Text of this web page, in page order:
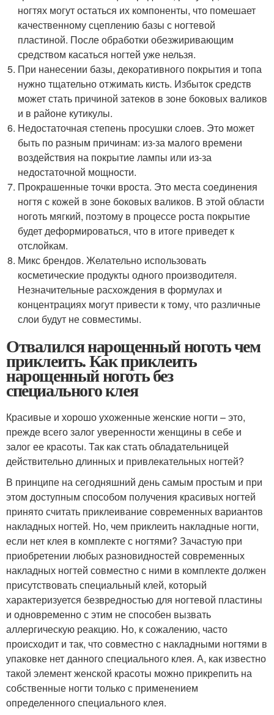
ногтях могут остаться их компоненты, что помешает
качественному сцеплению базы с ногтевой
пластиной. После обработки обезжиривающим
средством касаться ногтей уже нельзя.
При нанесении базы, декоративного покрытия и топа
нужно тщательно отжимать кисть. Избыток средств
может стать причиной затеков в зоне боковых валиков
и в районе кутикулы.
Недостаточная степень просушки слоев. Это может
быть по разным причинам: из-за малого времени
воздействия на покрытие лампы или из-за
недостаточной мощности.
Прокрашенные точки вроста. Это места соединения
ногтя с кожей в зоне боковых валиков. В этой области
ноготь мягкий, поэтому в процессе роста покрытие
будет деформироваться, что в итоге приведет к
отслойкам.
Микс брендов. Желательно использовать
косметические продукты одного производителя.
Незначительные расхождения в формулах и
концентрациях могут привести к тому, что различные
слои будут не совместимы.
Отвалился нарощенный ноготь чем
приклеить. Как приклеить
нарощенный ноготь без
специального клея
Красивые и хорошо ухоженные женские ногти – это,
прежде всего залог уверенности женщины в себе и
залог ее красоты. Так как стать обладательницей
действительно длинных и привлекательных ногтей?
В принципе на сегодняшний день самым простым и при
этом доступным способом получения красивых ногтей
принято считать приклеивание современных вариантов
накладных ногтей. Но, чем приклеить накладные ногти,
если нет клея в комплекте с ногтями? Зачастую при
приобретении любых разновидностей современных
накладных ногтей совместно с ними в комплекте должен
присутствовать специальный клей, который
характеризуется безвредностью для ногтевой пластины
и одновременно с этим не способен вызвать
аллергическую реакцию. Но, к сожалению, часто
происходит и так, что совместно с накладными ногтями в
упаковке нет данного специального клея. А, как известно
такой элемент женской красоты можно прикрепить на
собственные ногти только с применением
определенного специального клея.